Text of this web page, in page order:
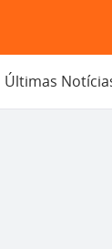
Últimas